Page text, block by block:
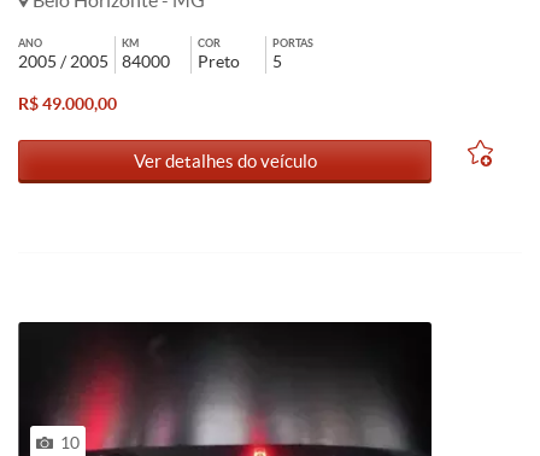
ANO
2005 / 2005
KM
84000
COR
Preto
PORTAS
5
R$ 49.000,00
Ver detalhes do veículo
10